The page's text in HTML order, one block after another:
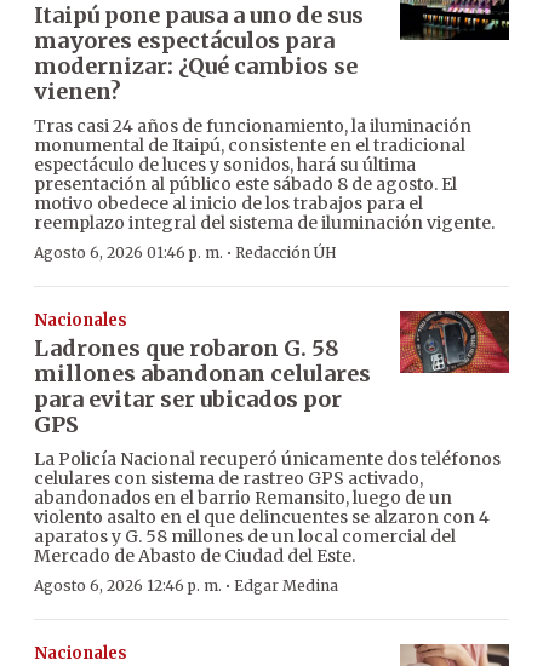
Itaipú pone pausa a uno de sus
mayores espectáculos para
modernizar: ¿Qué cambios se
vienen?
Tras casi 24 años de funcionamiento, la iluminación
monumental de Itaipú, consistente en el tradicional
espectáculo de luces y sonidos, hará su última
presentación al público este sábado 8 de agosto. El
motivo obedece al inicio de los trabajos para el
reemplazo integral del sistema de iluminación vigente.
Agosto 6, 2026 01:46 p. m. · Redacción ÚH
Nacionales
Ladrones que robaron G. 58
millones abandonan celulares
para evitar ser ubicados por
GPS
La Policía Nacional recuperó únicamente dos teléfonos
celulares con sistema de rastreo GPS activado,
abandonados en el barrio Remansito, luego de un
violento asalto en el que delincuentes se alzaron con 4
aparatos y G. 58 millones de un local comercial del
Mercado de Abasto de Ciudad del Este.
Agosto 6, 2026 12:46 p. m. · Edgar Medina
Nacionales